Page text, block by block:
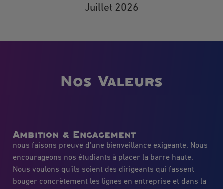
Juillet 2026
Nos Valeurs
Ambition & Engagement
nous faisons preuve d’une bienveillance exigeante. Nous
encourageons nos étudiants à placer la barre haute.
Nous voulons qu’ils soient des dirigeants qui fassent
bouger concrètement les lignes en entreprise et dans la